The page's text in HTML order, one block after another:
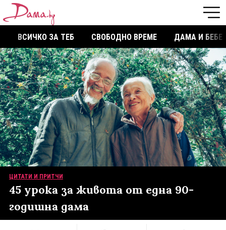
ВСИЧКО ЗА ТЕБ СВОБОДНО ВРЕМЕ ДАМА И БЕБЕ
ЦИТАТИ И ПРИТЧИ
45 урока за живота от една 90-
годишна дама